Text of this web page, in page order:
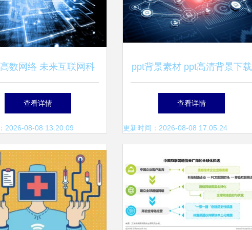
数网络 未来互联网科
技将会如何发展
查看详情
2026-08-08 13:20:09
ppt背景素材 ppt高清背景下载
千库网 第8页
查看详情
更新时间：2026-08-08 17:05:24